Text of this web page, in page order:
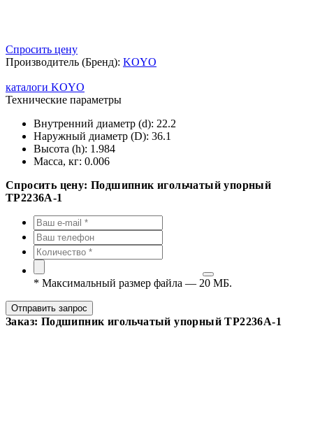
Спросить цену
Производитель (Бренд): KOYO
каталоги KOYO
Технические параметры
Внутренний диаметр (d): 22.2
Наружный диаметр (D): 36.1
Высота (h): 1.984
Масса, кг: 0.006
Спросить цену: Подшипник игольчатый упорный
TP2236A-1
* Максимальный размер файла — 20 МБ.
Отправить запрос
Заказ: Подшипник игольчатый упорный TP2236A-1